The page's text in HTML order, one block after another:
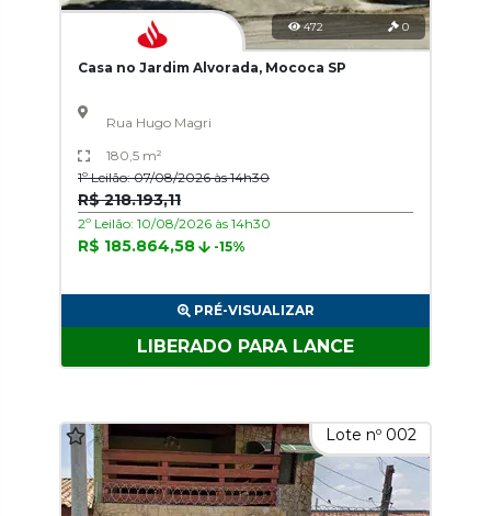
472 0
Casa no Jardim Alvorada, Mococa SP
Rua Hugo Magri
180,5 m²
1º Leilão: 07/08/2026 às 14h30
R$ 218.193,11
2º Leilão: 10/08/2026 às 14h30
R$ 185.864,58 -15%
PRÉ-VISUALIZAR
LIBERADO PARA LANCE
Lote nº 002